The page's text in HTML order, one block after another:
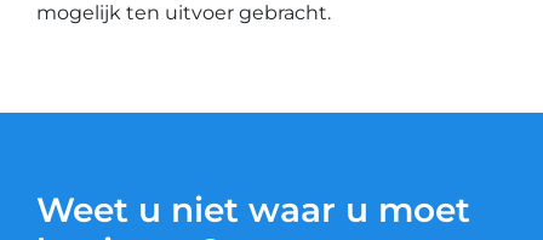
mogelijk ten uitvoer gebracht.
Weet u niet waar u moet